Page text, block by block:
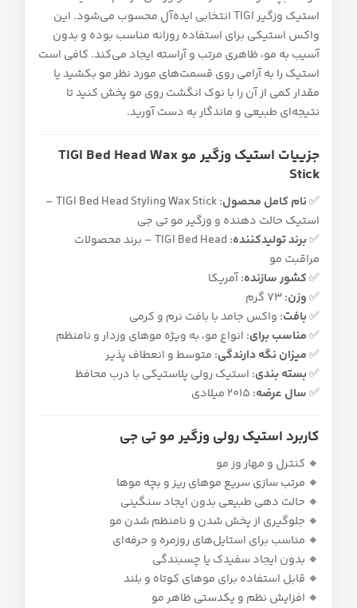
استیک وزگیر TIGI انتخابی ایده‌آل محسوب می‌شود. این
واکس استیکی برای استفاده روزانه مناسب بوده و بدون
آسیب به مو، ظاهری مرتب و آراسته ایجاد می‌کند. کافی است
استیک را به‌ آرامی روی قسمت‌های مورد نظر مو بکشید یا
مقدار کمی از آن را با نوک انگشت روی مو پخش کنید تا
نتیجه‌ای طبیعی و ماندگار به‌ دست آورید.
جزییات استیک وزگیر مو TIGI Bed Head Wax
Stick
✅نام کامل محصول:
TIGI Bed Head Styling Wax Stick –
استیک حالت‌ دهنده و وزگیر مو تی جی
✅برند تولیدکننده:
TIGI Bed Head – برند محصولات
مراقبت مو
✅کشور سازنده:آمریکا
✅وزن:
✅بافت: واکس جامد با بافت نرم و کرمی
✅مناسب برای: انواع مو، به‌ ویژه موهای وزدار و نامنظم
✅میزان نگه‌ دارندگی: متوسط و انعطاف‌ پذیر
✅بسته‌ بندی: استیک رولی پلاستیکی با درب محافظ
✅سال عرضه:
کاربرد استیک رولی وزگیر مو تی جی
🔸 کنترل و مهار وز مو
🔸 مرتب‌ سازی سریع موهای ریز و بچه‌ موها
🔸 حالت‌ دهی طبیعی بدون ایجاد سنگینی
🔸 جلوگیری از پخش شدن و نامنظم شدن مو
🔸 مناسب برای استایل‌های روزمره و حرفه‌ای
🔸 بدون ایجاد سفیدک یا چسبندگی
🔸 قابل استفاده برای موهای کوتاه و بلند
🔸 افزایش نظم و یکدستی ظاهر مو